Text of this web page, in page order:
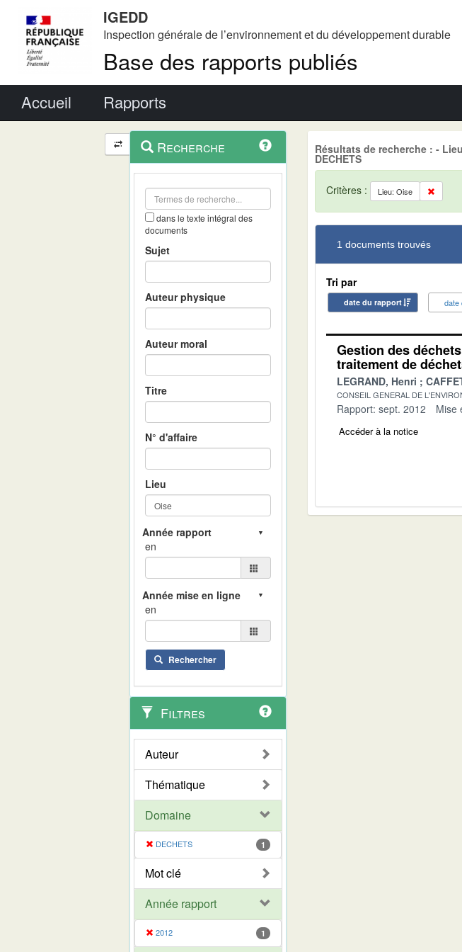
IGEDD
Inspection générale de l’environnement et du développement durable
Base des rapports publiés
Accueil Rapports
Navigation
et
outils
contextuel
Recherche
dans le texte intégral des
documents
Sujet
Auteur physique
Auteur moral
Titre
N° d'affaire
Lieu
en
en
Rechercher
Filtres
Auteur
Thématique
Domaine
DECHETS 1
Mot clé
Année rapport
2012 1
Résultats de recherche : -
DECHETS
Critères : Lieu: Oise
1 documents trouvés
Tri par
date du rapport date
Gestion des
traitement de
LEGRAND, Henri
CONSEIL GENERAL DE
Rapport: sept. 2012 Mise
Accéder à la notice